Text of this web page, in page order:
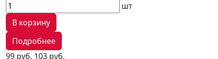
шт
В корзину
Подробнее
99 руб. 103 руб.